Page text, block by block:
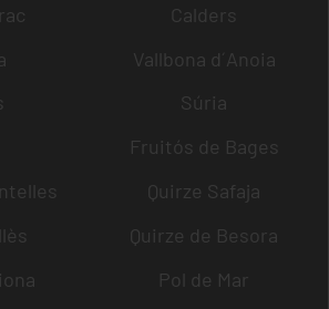
Calders
Vallbona d´Anoia
Súria
Fruitós de Bages
Quirze Safaja
Quirze de Besora
Pol de Mar